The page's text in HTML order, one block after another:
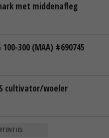
met middenafleg
300 (MAA) #690745
S cultivator/woeler